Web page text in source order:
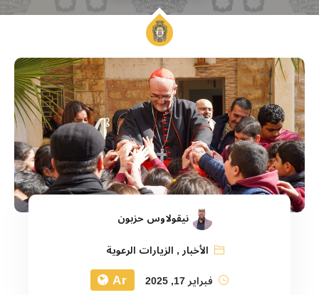
نيقولاوس حزبون
الأخبار, الزيارات الرعوية
فبراير 17, 2025
Ar